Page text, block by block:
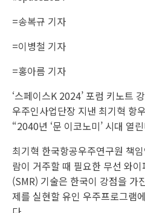
한국
과학
기술
회관
에서
열린
'스페
이스